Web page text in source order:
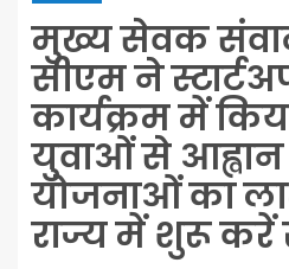
मुख्य सेवक
सीएम ने
कार्यक्रम में
युवाओं से आह्वान
योजनाओं का
राज्य में शुरू करें